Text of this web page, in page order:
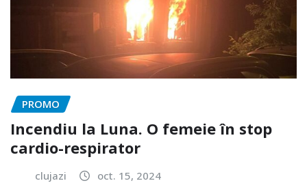
PROMO
Incendiu la Luna. O femeie în stop
cardio-respirator
clujazi oct. 15, 2024